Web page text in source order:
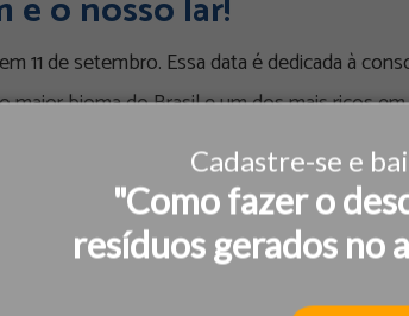
Cadastre-se e
"Como fazer o
resíduos gerados no
11 de setembro. Essa data é dedicada à
maior bioma do Brasil e um dos mais ricos